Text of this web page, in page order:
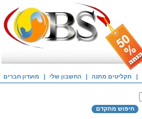
תקליטים מתנה החשבון שלי מועדון חברים
חיפוש מתקדם